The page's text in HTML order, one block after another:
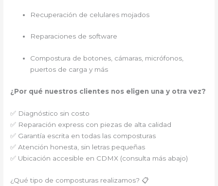
Recuperación de celulares mojados
Reparaciones de software
Compostura de botones, cámaras, micrófonos,
puertos de carga y más
¿Por qué nuestros clientes nos eligen una y otra vez?
✅ Diagnóstico sin costo
✅ Reparación express con piezas de alta calidad
✅ Garantía escrita en todas las composturas
✅ Atención honesta, sin letras pequeñas
✅ Ubicación accesible en CDMX (consulta más abajo)
¿Qué tipo de composturas realizamos? 📋